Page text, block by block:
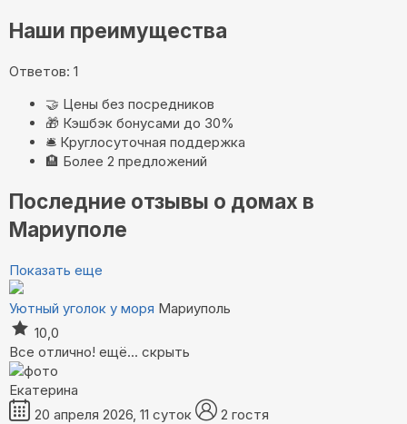
Наши преимущества
Ответов: 1
🤝 Цены без посредников
🎁 Кэшбэк бонусами до 30%
🛎️ Круглосуточная поддержка
🏨 Более 2 предложений
Последние отзывы о домах в
Мариуполе
Показать еще
Уютный уголок у моря Мариуполь
10,0
Все отлично! ещё... скрыть
Екатерина
20 апреля 2026, 11 суток
2 гостя